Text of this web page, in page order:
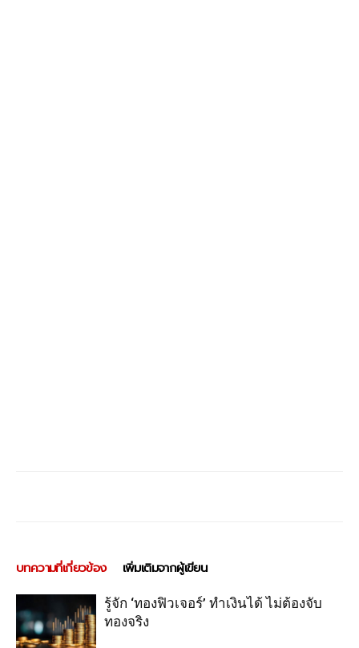
บทความที่เกี่ยวข้อง เพิ่มเติมจากผู้เขียน
รู้จัก ‘ทองฟิวเจอร์’ ทำเงินได้ ไม่ต้องจับ
ทองจริง